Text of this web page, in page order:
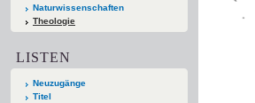
Naturwissenschaften
Theologie
LISTEN
Neuzugänge
Titel